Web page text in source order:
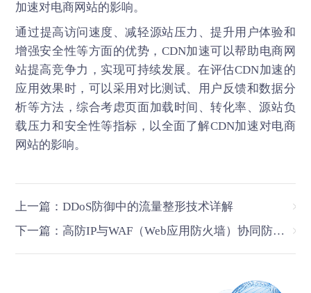
加速对电商网站的影响。
通过提高访问速度、减轻源站压力、提升用户体验和
增强安全性等方面的优势， CDN加速可以帮助电商网
站提高竞争力，实现可持续发展。在评估CDN加速的
应用效果时，可以采用对比测试、用户反馈和数据分
析等方法，综合考虑页面加载时间、转化率、源站负
载压力和安全性等指标，以全面了解CDN加速对电商
网站的影响。
上一篇：DDoS防御中的流量整形技术详解
下一篇：高防IP与WAF（Web应用防火墙）协同防御策略